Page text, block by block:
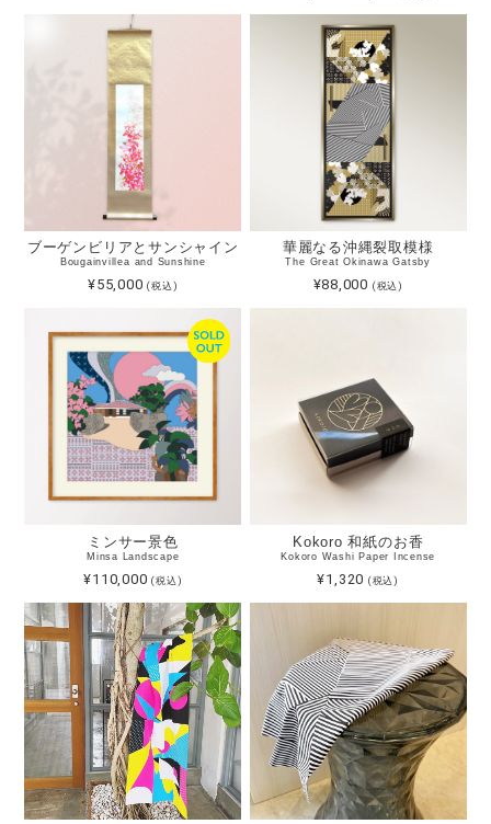
ブーゲンビリアとサンシャイン
Bougainvillea and Sunshine
¥55,000(税込)
華麗なる沖縄裂取模様
The Great Okinawa Gatsby
¥88,000 (税込)
ミンサー景色
Minsa Landscape
¥110,000(税込)
Kokoro 和紙のお香
Kokoro Washi Paper Incense
¥1,320 (税込)